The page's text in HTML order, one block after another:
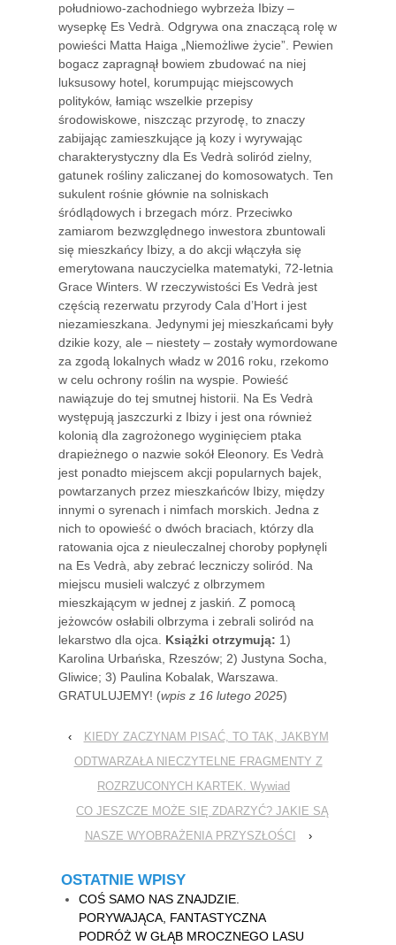
południowo-zachodniego wybrzeża Ibizy –
wysepkę Es Vedrà. Odgrywa ona znaczącą rolę w
powieści Matta Haiga „Niemożliwe życie”. Pewien
bogacz zapragnął bowiem zbudować na niej
luksusowy hotel, korumpując miejscowych
polityków, łamiąc wszelkie przepisy
środowiskowe, niszcząc przyrodę, to znaczy
zabijając zamieszkujące ją kozy i wyrywając
charakterystyczny dla Es Vedrà soliród zielny,
gatunek rośliny zaliczanej do komosowatych. Ten
sukulent rośnie głównie na solniskach
śródlądowych i brzegach mórz. Przeciwko
zamiarom bezwzględnego inwestora zbuntowali
się mieszkańcy Ibizy, a do akcji włączyła się
emerytowana nauczycielka matematyki, 72-letnia
Grace Winters. W rzeczywistości Es Vedrà jest
częścią rezerwatu przyrody Cala d’Hort i jest
niezamieszkana. Jedynymi jej mieszkańcami były
dzikie kozy, ale – niestety – zostały wymordowane
za zgodą lokalnych władz w 2016 roku, rzekomo
w celu ochrony roślin na wyspie. Powieść
nawiązuje do tej smutnej historii. Na Es Vedrà
występują jaszczurki z Ibizy i jest ona również
kolonią dla zagrożonego wyginięciem ptaka
drapieżnego o nazwie sokół Eleonory. Es Vedrà
jest ponadto miejscem akcji popularnych bajek,
powtarzanych przez mieszkańców Ibizy, między
innymi o syrenach i nimfach morskich. Jedna z
nich to opowieść o dwóch braciach, którzy dla
ratowania ojca z nieuleczalnej choroby popłynęli
na Es Vedrà, aby zebrać leczniczy soliród. Na
miejscu musieli walczyć z olbrzymem
mieszkającym w jednej z jaskiń. Z pomocą
jeżowców osłabili olbrzyma i zebrali soliród na
lekarstwo dla ojca. Książki otrzymują: 1)
Karolina Urbańska, Rzeszów; 2) Justyna Socha,
Gliwice; 3) Paulina Kobalak, Warszawa.
GRATULUJEMY! (wpis z 16 lutego 2025)
‹
KIEDY ZACZYNAM PISAĆ, TO TAK, JAKBYM
ODTWARZAŁA NIECZYTELNE FRAGMENTY Z
ROZRZUCONYCH KARTEK. Wywiad
CO JESZCZE MOŻE SIĘ ZDARZYĆ? JAKIE SĄ
NASZE WYOBRAŻENIA PRZYSZŁOŚCI
›
OSTATNIE WPISY
COŚ SAMO NAS ZNAJDZIE.
PORYWAJĄCA, FANTASTYCZNA
PODRÓŻ W GŁĄB MROCZNEGO LASU